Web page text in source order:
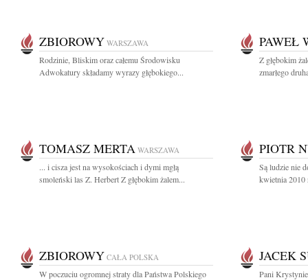
ZBIOROWY WARSZAWA
Rodzinie, Bliskim oraz całemu Środowisku
Adwokatury składamy wyrazy głębokiego...
PAWEŁ
Z głębokim
zmarłego
TOMASZ MERTA WARSZAWA
... i cisza jest na wysokościach i dymi mgłą
smoleński las Z. Herbert Z głębokim żalem...
PIOTR
Są ludzie nie
kwietnia 2010
ZBIOROWY CAŁA POLSKA
W poczuciu ogromnej straty dla Państwa Polskiego
JACEK
Pani